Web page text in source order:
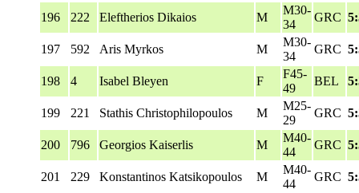
196 222 Eleftherios Dikaios M
M30-
34
GRC
197 592 Aris Myrkos M
M30-
34
GRC
198 4 Isabel Bleyen F
F45-
49
BEL
199 221 Stathis Christophilopoulos M
M25-
29
GRC
200 796 Georgios Kaiserlis M
M40-
44
GRC
201 229 Konstantinos Katsikopoulos M
M40-
44
GRC